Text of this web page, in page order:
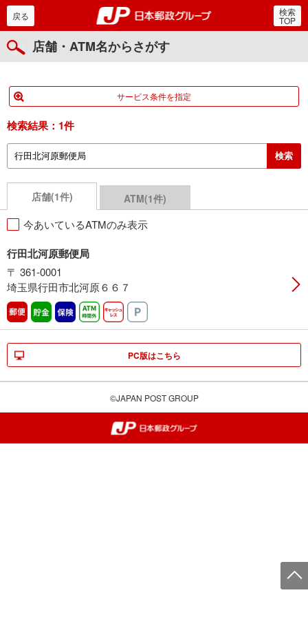
郵便局・日本郵政グルー
戻る 検索
TOP
店舗・ATM名からさがす
サービス条件を指定
検索結果： 1件
店舗(1件) ATM(1件)
今あいているATMのみ表示
行田北河原郵便局
〒 361-0001
埼玉県行田市北河原６６７
郵便 貯金 保険 ATM時間外キャッシュレス
PC版はこちら
©JAPAN POST GROUP